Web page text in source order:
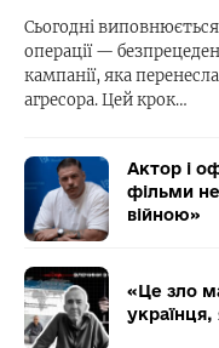
Сьогодні
операції —
кампанії, яка
агресора. Цей крок…
Актор і
фільми не
війною»
«Це зло